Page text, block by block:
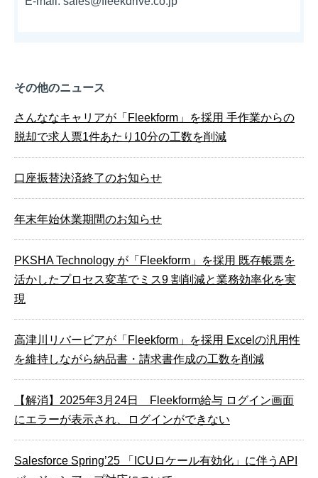
その他のニュース
さんななキャリアが「Fleekform」を採用 手作業からの
脱却で求人票1件あたり10分の工数を削減
口座振替決済終了のお知らせ
年末年始休業期間のお知らせ
PKSHA Technology が「Fleekform」を採⽤ 既存帳票を
活かしたプロセス変⾰でミス9 割削減と業務効率化を実
現
高津川リバービアが「Fleekform」を採用 Excelの汎用性
を維持しながら納品書・請求書作成の工数を削減
【解消】2025年3月24日 Fleekform給与 ログイン画面
にエラーが表示され、ログインができない
Salesforce Spring’25 「ICUロケール有効化」に伴うAPI